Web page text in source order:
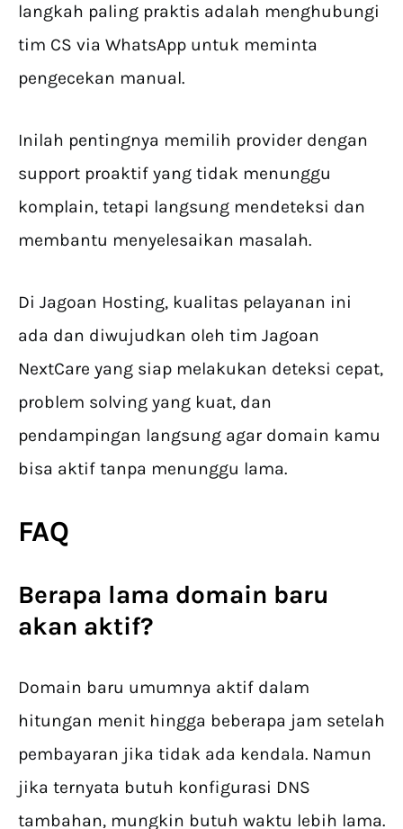
langkah paling praktis adalah menghubungi
tim CS via WhatsApp untuk meminta
pengecekan manual.
Inilah pentingnya memilih provider dengan
support proaktif yang tidak menunggu
komplain, tetapi langsung mendeteksi dan
membantu menyelesaikan masalah.
Di Jagoan Hosting, kualitas pelayanan ini
ada dan diwujudkan oleh tim Jagoan
NextCare yang siap melakukan deteksi cepat,
problem solving yang kuat, dan
pendampingan langsung agar domain kamu
bisa aktif tanpa menunggu lama.
FAQ
Berapa lama domain baru
akan aktif?
Domain baru umumnya aktif dalam
hitungan menit hingga beberapa jam setelah
pembayaran jika tidak ada kendala. Namun
jika ternyata butuh konfigurasi DNS
tambahan, mungkin butuh waktu lebih lama.